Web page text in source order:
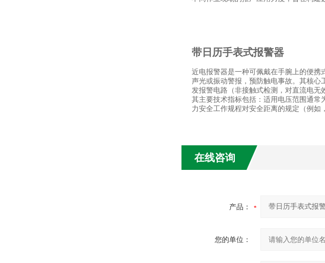
带日历手表式报警器
近电报警器是一种可佩戴在手腕上的便
声光或振动警报，预防触电事故。其核
发报警电路（非接触式检测，对直流电无
其主要技术指标包括：适用电压范围通
力安全工作规程对安全距离的规定（例如
在线咨询
产品：
您的单位：